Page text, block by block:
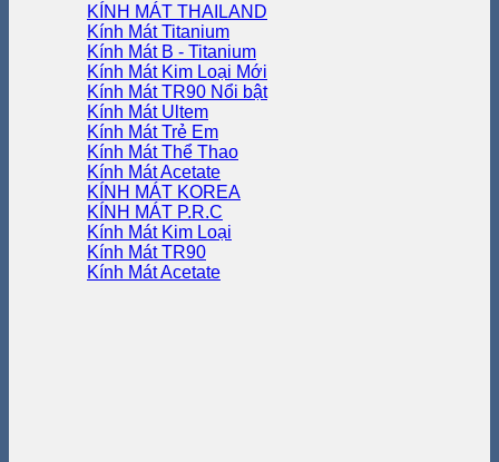
KÍNH MÁT THAILAND
Kính Mát Titanium
Kính Mát B - Titanium
Kính Mát Kim Loại
Kính Mát TR90
Kính Mát Ultem
Kính Mát Trẻ Em
Kính Mát Thể Thao
Kính Mát Acetate
KÍNH MÁT KOREA
KÍNH MÁT P.R.C
Kính Mát Kim Loại
Kính Mát TR90
Kính Mát Acetate